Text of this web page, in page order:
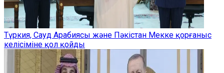
Түркия, Сауд Арабиясы және Пәкістан Мекке қорғаныс
келісіміне қол қойды